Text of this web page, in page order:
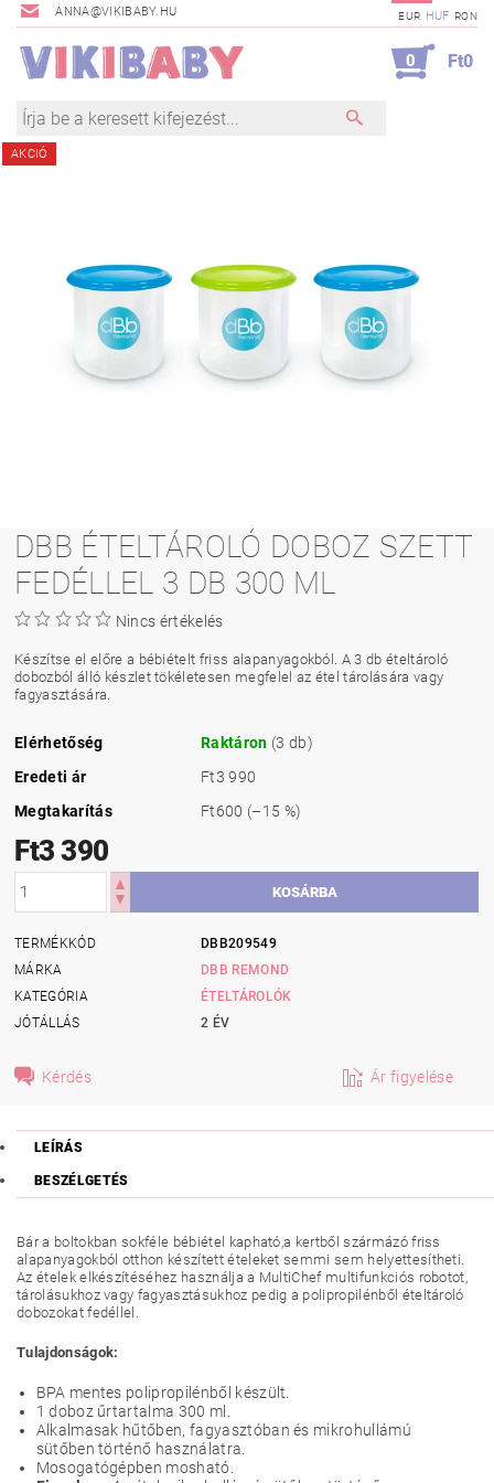
ANNA@VIKIBABY.HU EUR HUF RON
0 Ft0
AKCIÓ
DBB ÉTELTÁROLÓ DOBOZ SZETT
FEDÉLLEL 3 DB 300 ML
Nincs értékelés
Készítse el előre a bébiételt friss alapanyagokból. A 3 db ételtároló
dobozból álló készlet tökéletesen megfelel az étel tárolására vagy
fagyasztására.
Elérhetőség Raktáron (3 db)
Eredeti ár
Ft3 990
Megtakarítás
Ft600 (–15 %)
Ft3 390
TERMÉKKÓD
DBB209549
MÁRKA
DBB REMOND
KATEGÓRIA
ÉTELTÁROLÓK
JÓTÁLLÁS
2 ÉV
Kérdés Ár figyelése
LEÍRÁS
BESZÉLGETÉS
Bár a boltokban sokféle bébiétel kapható,a kertből szármázó friss
alapanyagokból otthon készített ételeket semmi sem helyettesítheti.
Az ételek elkészítéséhez használja a MultiChef multifunkciós robotot,
tárolásukhoz vagy fagyasztásukhoz pedig a polipropilénből ételtároló
dobozokat fedéllel.
Tulajdonságok:
BPA mentes polipropilénből készült.
1 doboz űrtartalma 300 ml.
Alkalmasak hűtőben, fagyasztóban és mikrohullámú
sütőben történő használatra.
Mosogatógépben mosható.